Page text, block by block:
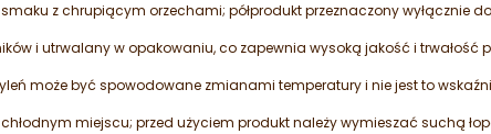
z chrupiącym orzechami; półprodukt przeznaczony wyłącznie
i utrwalany w opakowaniu, co zapewnia wysoką jakość i trwałość
może być spowodowane zmianami temperatury i nie jest to
miejscu; przed użyciem produkt należy wymieszać suchą